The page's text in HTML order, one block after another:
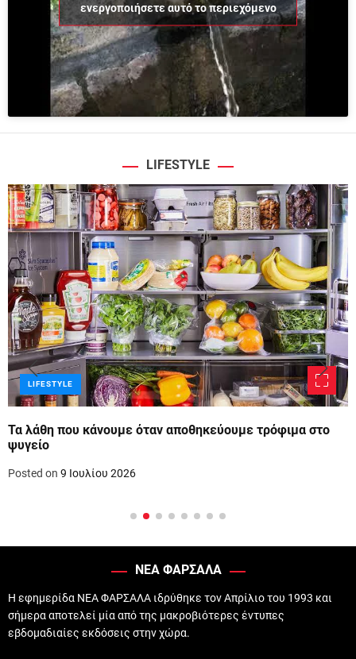
ενεργοποιήσετε αυτό το περιεχόμενο
LIFESTYLE
LIFESTYLE
Τα λάθη που κάνουμε όταν αποθηκεύουμε τρόφιμα στο
ψυγείο
Posted on 9 Ιουλίου 2026
ΝΕΑ ΦΑΡΣΑΛΑ
Η εφημερίδα ΝΕΑ ΦΑΡΣΑΛΑ ιδρύθηκε τον Απρίλιο του 1993 και
σήμερα αποτελεί μία από της μακροβιότερες έντυπες
εβδομαδιαίες εκδόσεις στην χώρα.